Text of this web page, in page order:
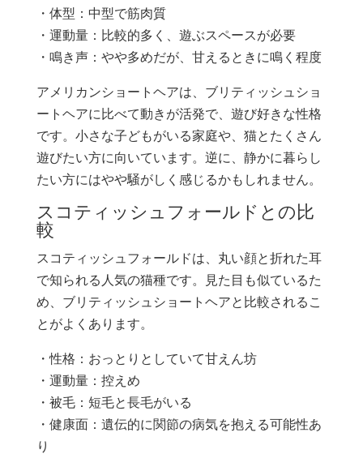
・体型：中型で筋肉質
・運動量：比較的多く、遊ぶスペースが必要
・鳴き声：やや多めだが、甘えるときに鳴く程度
アメリカンショートヘアは、ブリティッシュショ
ートヘアに比べて動きが活発で、遊び好きな性格
です。小さな子どもがいる家庭や、猫とたくさん
遊びたい方に向いています。逆に、静かに暮らし
たい方にはやや騒がしく感じるかもしれません。
スコティッシュフォールドとの比
較
スコティッシュフォールドは、丸い顔と折れた耳
で知られる人気の猫種です。見た目も似ているた
め、ブリティッシュショートヘアと比較されるこ
とがよくあります。
・性格：おっとりとしていて甘えん坊
・運動量：控えめ
・被毛：短毛と長毛がいる
・健康面：遺伝的に関節の病気を抱える可能性あ
り